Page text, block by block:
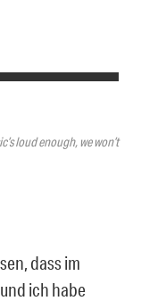
loud enough, we won’t
dass im
ich habe